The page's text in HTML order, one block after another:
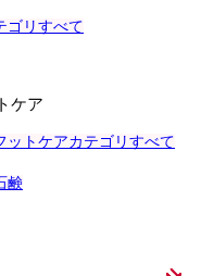
ゴリすべて
ケア
ットケアカテゴリすべて
鹸